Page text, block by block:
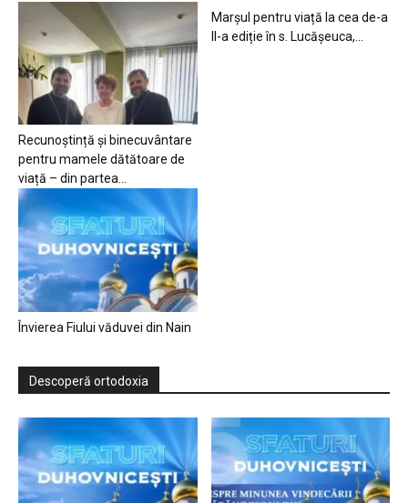
Recunoștință și binecuvântare
pentru mamele dătătoare de
viață – din partea...
Marșul pentru viață la cea de-a
II-a ediție în s. Lucășeuca,...
Învierea Fiului văduvei din Nain
Descoperă ortodoxia